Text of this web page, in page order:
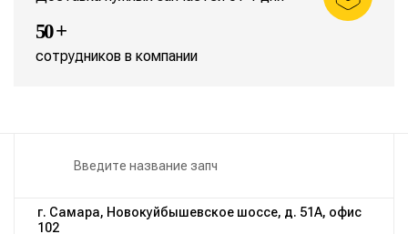
50 +
сотрудников в компании
г. Самара, Новокуйбышевское шоссе, д. 51А, офис
102